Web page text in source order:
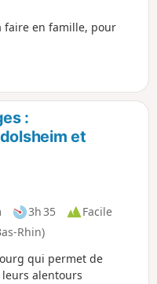
Tout
des églises
lieux
ces
et
faire en famille, pour
:
et
3h 35
Facile
Rhin)
qui permet de
alentours